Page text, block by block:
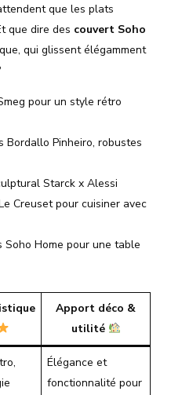
que les plats
que dire des couvert Soho
qui glissent élégamment
pour un style rétro
Bordallo Pinheiro, robustes
Starck x Alessi
Creuset pour cuisiner avec
Soho Home pour une table
Apport déco &
utilité
Élégance et
fonctionnalité pour